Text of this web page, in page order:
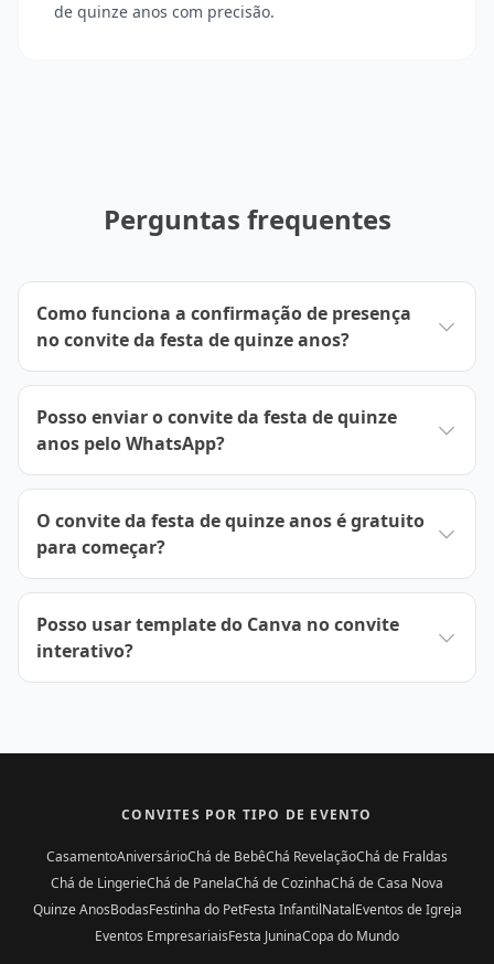
de quinze anos com precisão.
Perguntas frequentes
Como funciona a confirmação de presença
no convite da festa de quinze anos?
Posso enviar o convite da festa de quinze
anos pelo WhatsApp?
O convite da festa de quinze anos é gratuito
para começar?
Posso usar template do Canva no convite
interativo?
CONVITES POR TIPO DE EVENTO
CasamentoAniversárioChá de BebêChá RevelaçãoChá de Fraldas
Chá de LingerieChá de PanelaChá de CozinhaChá de Casa Nova
Quinze AnosBodasFestinha do PetFesta InfantilNatalEventos de Igreja
Eventos EmpresariaisFesta JuninaCopa do Mundo